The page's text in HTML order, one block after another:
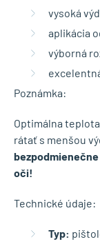
vysoká
aplikácia
výborná
Poznámka:
Optimálna
rátať s menšou
oči!
Technické údaje:
Typ: